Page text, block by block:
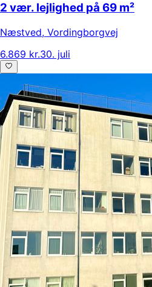
2 vær. lejlighed på 69 m²
Næstved, Vordingborgvej
6.869 kr.30. juli